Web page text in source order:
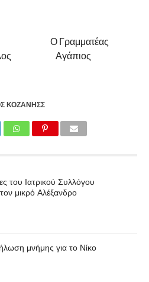
Γραμματέας
Αγάπιος
ΚΟΖΆΝΗΣΣ
του Ιατρικού Συλλόγου
μικρό Αλέξανδρο
μνήμης για το Νίκο